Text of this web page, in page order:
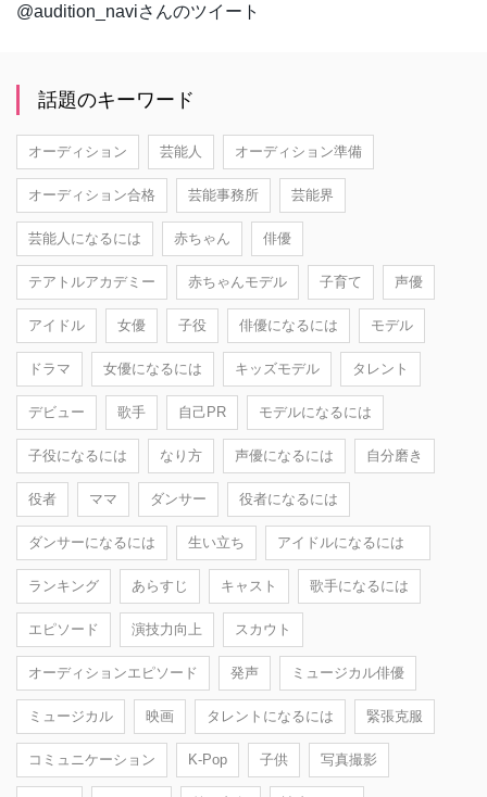
@audition_naviさんのツイート
話題のキーワード
オーディション 芸能人 オーディション準備
オーディション合格 芸能事務所 芸能界
芸能人になるには 赤ちゃん 俳優
テアトルアカデミー 赤ちゃんモデル 子育て 声優
アイドル 女優 子役 俳優になるには モデル
ドラマ 女優になるには キッズモデル タレント
デビュー 歌手 自己PR モデルになるには
子役になるには なり方 声優になるには 自分磨き
役者 ママ ダンサー 役者になるには
ダンサーになるには 生い立ち アイドルになるには
ランキング あらすじ キャスト 歌手になるには
エピソード 演技力向上 スカウト
オーディションエピソード 発声 ミュージカル俳優
ミュージカル 映画 タレントになるには 緊張克服
コミュニケーション K-Pop 子供 写真撮影